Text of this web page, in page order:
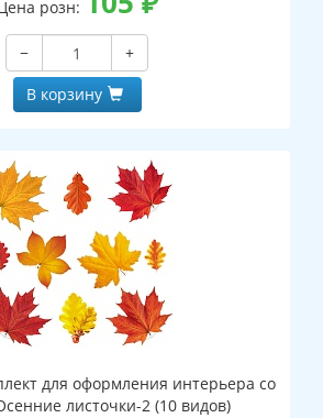
розн:
−
+
В корзину
для оформления интерьера со
листочки-2 (10 видов)